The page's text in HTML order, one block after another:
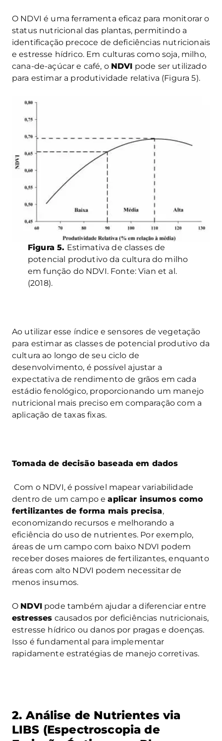
O NDVI é uma ferramenta eficaz para monitorar o
status nutricional das plantas, permitindo a
identificação precoce de deficiências nutricionais
e estresse hídrico. Em culturas como soja, milho,
cana-de-açúcar e café, o NDVI pode ser utilizado
para estimar a produtividade relativa (Figura 5).
Figura 5. Estimativa de classes de
potencial produtivo da cultura do milho
em função do NDVI. Fonte: Vian et al.
(2018).
Ao utilizar esse índice e sensores de vegetação
para estimar as classes de potencial produtivo da
cultura ao longo de seu ciclo de
desenvolvimento, é possível ajustar a
expectativa de rendimento de grãos em cada
estádio fenológico, proporcionando um manejo
nutricional mais preciso em comparação com a
aplicação de taxas fixas.
Tomada de decisão baseada em dados
Com o NDVI, é possível mapear variabilidade
dentro de um campo eaplicar insumos como
fertilizantes de forma mais precisa,
economizando recursos e melhorando a
eficiência do uso de nutrientes. Por exemplo,
áreas de um campo com baixo NDVI podem
receber doses maiores de fertilizantes, enquanto
áreas com alto NDVI podem necessitar de
menos insumos.
O NDVIpode também ajudar a diferenciar entre
estresses causados por deficiências nutricionais,
estresse hídrico ou danos por pragas e doenças.
Isso é fundamental para implementar
rapidamente estratégias de manejo corretivas.
2. Análise de Nutrientes via
LIBS (Espectroscopia de